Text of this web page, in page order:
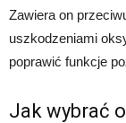
Zawiera on
uszkodzeniami
poprawić funkcje
Jak wybrać